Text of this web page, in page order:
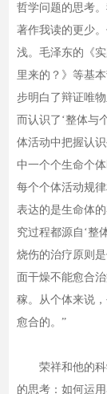
哲学问题的思考
著作我读的更少
浅。毛泽东的《
里来的？》等基
步明白了辩证唯
而认识了‘整体与
体活动中把握认
中一个个生命个
每个个体活动规
表达的是生命体
究过程都源自‘整
烧伤的治疗原则
面干燥不能愈合
稼。从个体来说
愈合的。”
荣祥和他的科
的思考：如何运